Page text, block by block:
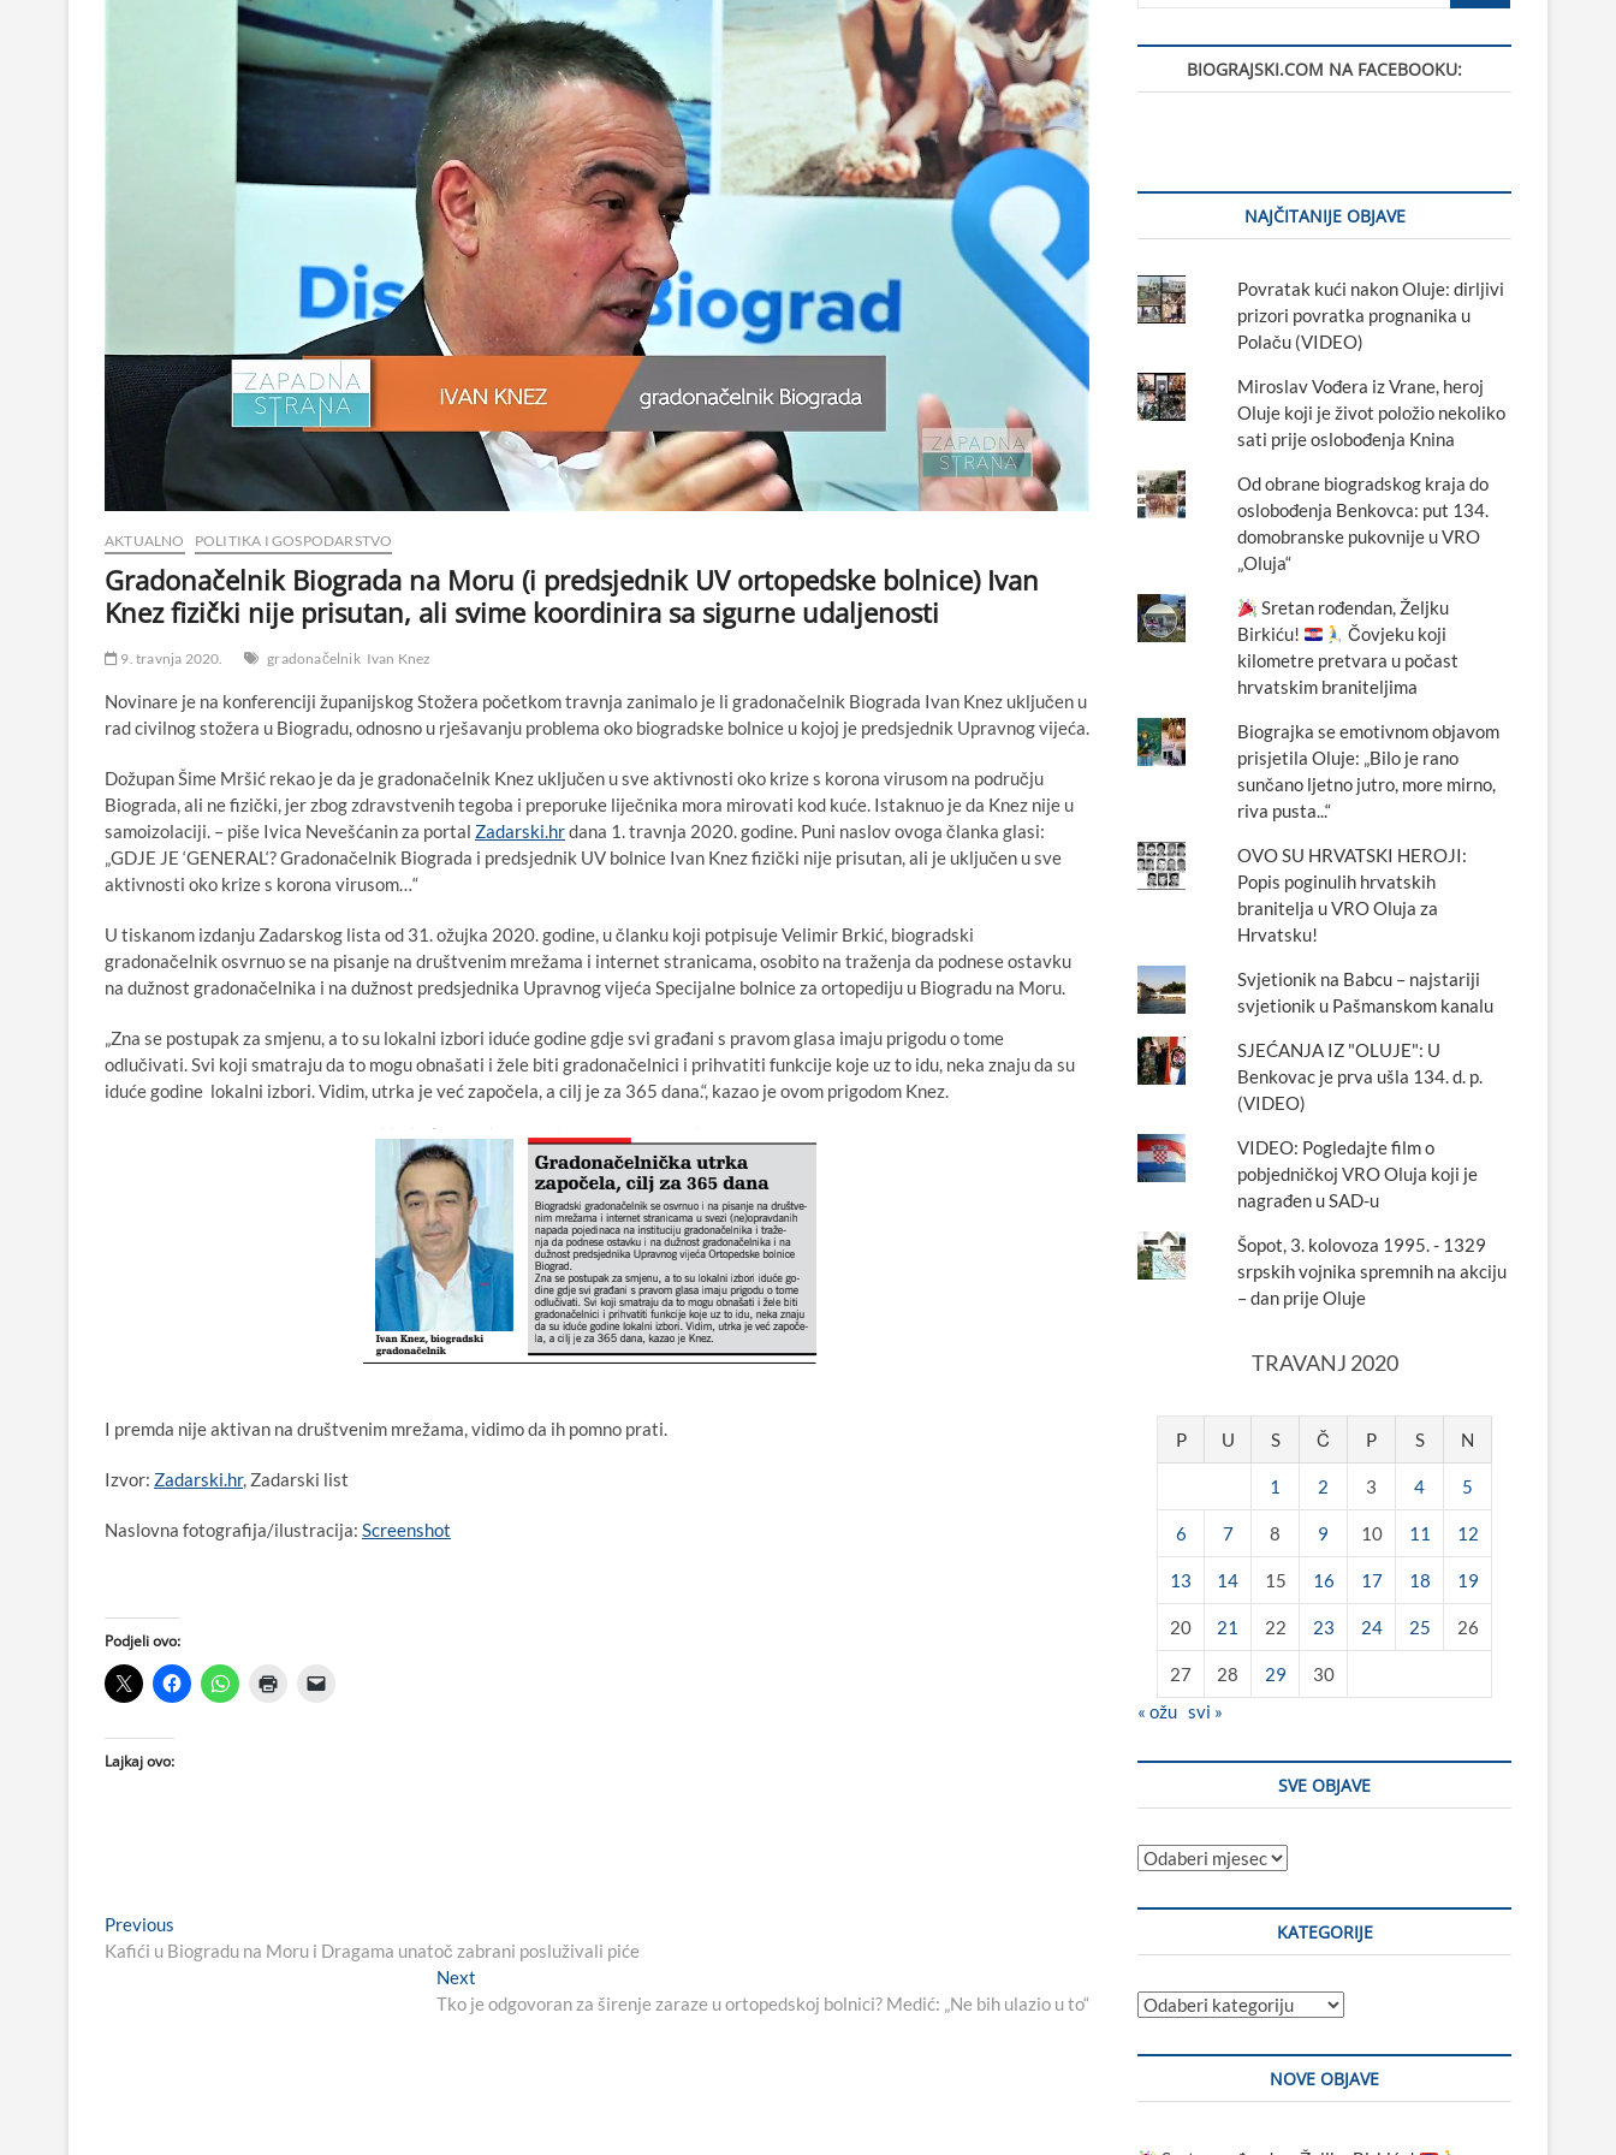
AKTUALNO POLITIKA I GOSPODARSTVO
Gradonačelnik Biograda na Moru (i predsjednik UV ortopedske bolnice) Ivan
Knez fizički nije prisutan, ali svime koordinira sa sigurne udaljenosti
9. travnja 2020. gradonačelnik Ivan Knez
Novinare je na konferenciji županijskog Stožera početkom travnja zanimalo je li gradonačelnik Biograda Ivan Knez uključen u
rad civilnog stožera u Biogradu, odnosno u rješavanju problema oko biogradske bolnice u kojoj je predsjednik Upravnog vijeća.
Dožupan Šime Mršić rekao je da je gradonačelnik Knez uključen u sve aktivnosti oko krize s korona virusom na području
Biograda, ali ne fizički, jer zbog zdravstvenih tegoba i preporuke liječnika mora mirovati kod kuće. Istaknuo je da Knez nije u
samoizolaciji. – piše Ivica Nevešćanin za portal Zadarski.hrdana 1. travnja 2020. godine. Puni naslov ovoga članka glasi:
„GDJE JE ‘GENERAL‘? Gradonačelnik Biograda i predsjednik UV bolnice Ivan Knez fizički nije prisutan, ali je uključen u sve
aktivnosti oko krize s korona virusom…“
U tiskanom izdanju Zadarskog lista od 31. ožujka 2020. godine, u članku koji potpisuje Velimir Brkić, biogradski
gradonačelnik osvrnuo se na pisanje na društvenim mrežama i internet stranicama, osobito na traženja da podnese ostavku
na dužnost gradonačelnika i na dužnost predsjednika Upravnog vijeća Specijalne bolnice za ortopediju u Biogradu na Moru.
„Zna se postupak za smjenu, a to su lokalni izbori iduće godine gdje svi građani s pravom glasa imaju prigodu o tome
odlučivati. Svi koji smatraju da to mogu obnašati i žele biti gradonačelnici i prihvatiti funkcije koje uz to idu, neka znaju da su
iduće godine lokalni izbori. Vidim, utrka je već započela, a cilj je za 365 dana.“, kazao je ovom prigodom Knez.
I premda nije aktivan na društvenim mrežama, vidimo da ih pomno prati.
Izvor: Zadarski.hr, Zadarski list
Naslovna fotografija/ilustracija: Screenshot
Podjeli ovo:
Lajkaj ovo:
Navigacija
objava
Previous
post:
Kafići u Biogradu na Moru i Dragama unatoč zabrani posluživali piće
Next
post:
Tko je odgovoran za širenje zaraze u ortopedskoj bolnici? Medić: „Ne bih ulazio u to“
BIOGRAJSKI.COM NA FACEBOOKU:
NAJČITANIJE OBJAVE
Povratak kući nakon Oluje: dirljivi
prizori povratka prognanika u
Polaču (VIDEO)
Miroslav Vođera iz Vrane, heroj
Oluje koji je život položio nekoliko
sati prije oslobođenja Knina
Od obrane biogradskog kraja do
oslobođenja Benkovca: put 134.
domobranske pukovnije u VRO
„Oluja“
Sretan rođendan, Željku
Birkiću!
Čovjeku koji
kilometre pretvara u počast
hrvatskim braniteljima
Biograjka se emotivnom objavom
prisjetila Oluje: „Bilo je rano
sunčano ljetno jutro, more mirno,
riva pusta...“
OVO SU HRVATSKI HEROJI:
Popis poginulih hrvatskih
branitelja u VRO Oluja za
Hrvatsku!
Svjetionik na Babcu – najstariji
svjetionik u Pašmanskom kanalu
SJEĆANJA IZ "OLUJE": U
Benkovac je prva ušla 134. d. p.
(VIDEO)
VIDEO: Pogledajte film o
pobjedničkoj VRO Oluja koji je
nagrađen u SAD-u
Šopot, 3. kolovoza 1995. - 1329
srpskih vojnika spremnih na akciju
– dan prije Oluje
TRAVANJ 2020
P U S Č P S N
1 2 3 4 5
6 7 8 9 10 11 12
13 14 15 16 17 18 19
20 21 22 23 24 25 26
27 28 29
30
« ožu svi »
SVE OBJAVE
Sve
KATEGORIJE
Kategorije
NOVE OBJAVE